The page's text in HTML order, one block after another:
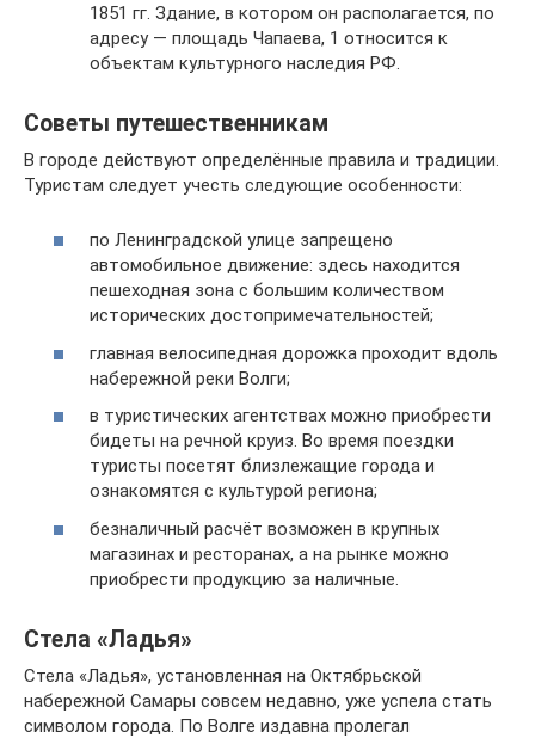
1851 гг. Здание, в котором он располагается, по
адресу — площадь Чапаева, 1 относится к
объектам культурного наследия РФ.
Советы путешественникам
В городе действуют определённые правила и традиции.
Туристам следует учесть следующие особенности:
по Ленинградской улице запрещено
автомобильное движение: здесь находится
пешеходная зона с большим количеством
исторических достопримечательностей;
главная велосипедная дорожка проходит вдоль
набережной реки Волги;
в туристических агентствах можно приобрести
бидеты на речной круиз. Во время поездки
туристы посетят близлежащие города и
ознакомятся с культурой региона;
безналичный расчёт возможен в крупных
магазинах и ресторанах, а на рынке можно
приобрести продукцию за наличные.
Стела «Ладья»
Стела «Ладья», установленная на Октябрьской
набережной Самары совсем недавно, уже успела стать
символом города. По Волге издавна пролегал